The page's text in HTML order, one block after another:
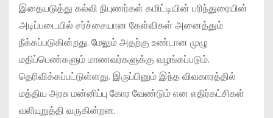
இதையடுத்து கல்வி நிபுணர்கள் கமிட்டியின் பரிந்துரையின்
அடிப்படையில் சர்ச்சையான கேள்விகள் அனைத்தும்
நீக்கப்படுகின்றது. மேலும் அதற்கு உண்டான முழு
மதிப்பெண்களும் மாணவர்களுக்கு வழங்கப்படும்.
தெரிவிக்கப்பட்டுள்ளது. இருப்பினும் இந்த விவகாரத்தில்
மத்திய அரசு மன்னிப்பு கோர வேண்டும் என எதிர்கட்சிகள்
வலியுறுத்தி வருகின்றன.